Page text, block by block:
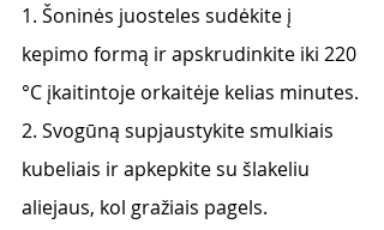
1. Šoninės juosteles sudėkite į
kepimo formą ir apskrudinkite iki 220
°C įkaitintoje orkaitėje kelias minutes.
2. Svogūną supjaustykite smulkiais
kubeliais ir apkepkite su šlakeliu
aliejaus, kol gražiais pagels.